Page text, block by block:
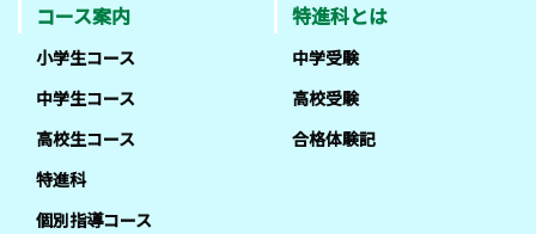
コース案内
小学生コース
中学生コース
高校生コース
特進科
個別指導コース
特進科とは
中学受験
高校受験
合格体験記